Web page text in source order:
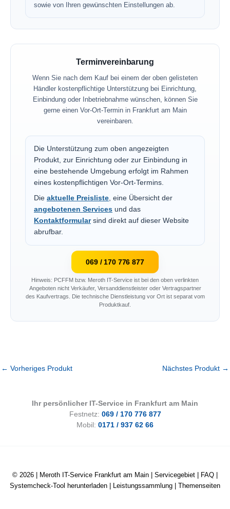
sowie von Ihren gewünschten Einstellungen ab.
Terminvereinbarung
Wenn Sie nach dem Kauf bei einem der oben gelisteten
Händler kostenpflichtige Unterstützung bei Einrichtung,
Einbindung oder Inbetriebnahme wünschen, können Sie
gerne einen Vor-Ort-Termin in Frankfurt am Main
vereinbaren.
Die Unterstützung zum oben angezeigten
Produkt, zur Einrichtung oder zur Einbindung in
eine bestehende Umgebung erfolgt im Rahmen
eines kostenpflichtigen Vor-Ort-Termins.
Die aktuelle Preisliste , eine Übersicht der
angebotenen Services und das
Kontaktformularsind direkt auf dieser Website
abrufbar.
069 / 170 776 877
Hinweis: PCFFM bzw. Meroth IT-Service ist bei den oben verlinkten
Angeboten nicht Verkäufer, Versanddienstleister oder Vertragspartner
des Kaufvertrags. Die technische Dienstleistung vor Ort ist separat vom
Produktkauf.
← Vorheriges Produkt Nächstes Produkt →
Ihr persönlicher IT-Service in Frankfurt am Main
Festnetz: 069 / 170 776 877
Mobil: 0171 / 937 62 66
© 2026 | Meroth IT-Service Frankfurt am Main Servicegebiet FAQ
Systemcheck-Tool herunterladen
Leistungssammlung Themenseiten